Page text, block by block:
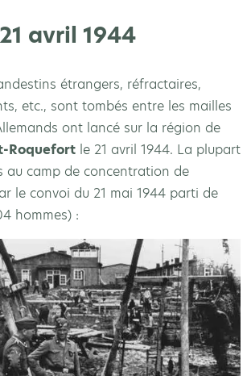
avril 1944
étrangers, réfractaires,
etc., sont tombés entre les mailles
ont lancé sur la région de
Roquefort le 21 avril 1944. La plupart
au camp de concentration de
le convoi du 21 mai 1944 parti de
hommes) :